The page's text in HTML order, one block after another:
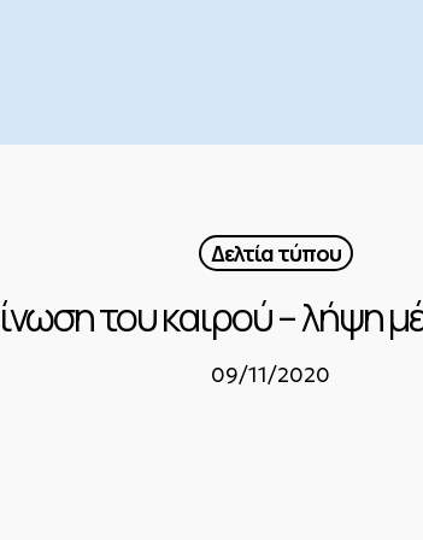
Δελτία τύπου
του καιρού – λήψη
09/11/2020